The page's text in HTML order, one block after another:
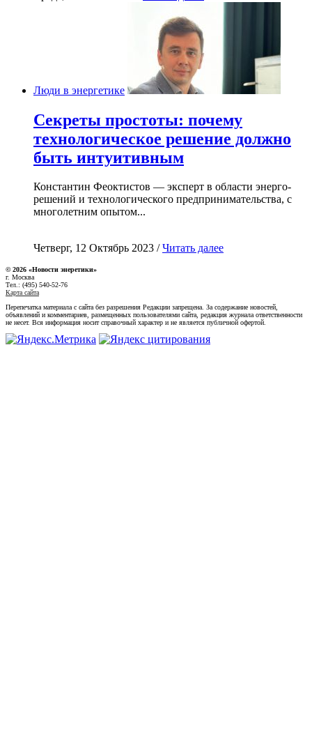
Люди в энергетике
Секреты простоты: почему
технологическое решение должно
быть интуитивным
Константин Феоктистов — эксперт в области энерго-
решений и технологического предпринимательства, с
многолетним опытом...
Четверг, 12 Октябрь 2023 /Читать далее
© 2026 «Новости энеретики»
г. Москва
Тел.: (495) 540-52-76
Карта сайта
Перепечатка материала с сайта без разрешения Редакции запрещена. За содержание новостей,
объявлений и комментариев, размещенных пользователями сайта, редакция журнала ответственности
не несет. Вся информация носит справочный характер и не является публичной офертой.